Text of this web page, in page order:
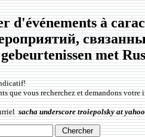
d'événements à
met
que vous recherchez et demandons
sacha underscore troiepolsky at